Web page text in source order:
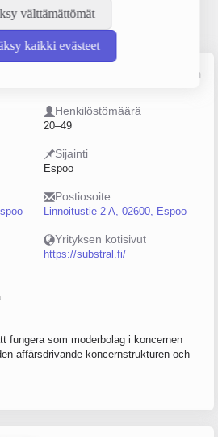
välttämättömät
kaikki evästeet
Päättäjätiedot
Lähde: YTJ, PRH, Traficom
Henkilöstömäärä
20–49
Sijainti
Espoo
Postiosoite
Linnoitustie 2 A, 02600, Espoo
Yrityksen kotisivut
https://substral.fi/
fungera som moderbolag i koncernen
affärsdrivande koncernstrukturen och